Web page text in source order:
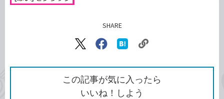
SHARE
X（旧
で
シ
ェ
ア
Facebook
シ
ェ
ア
な
ッ
ク
ク
を
コ
この記事が気に入ったら
いいね！しよう